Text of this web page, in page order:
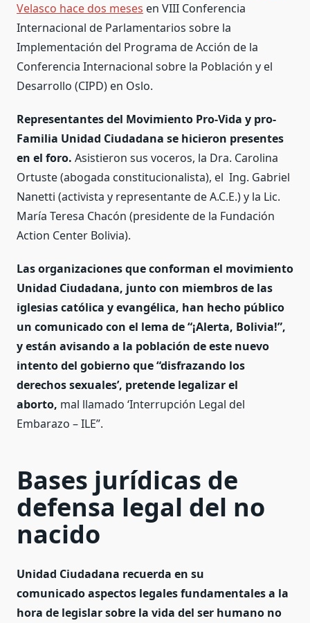
Velasco hace dos meses en VIII Conferencia
Internacional de Parlamentarios sobre la
Implementación del Programa de Acción de la
Conferencia Internacional sobre la Población y el
Desarrollo (CIPD) en Oslo.
Representantes del Movimiento Pro-Vida y pro-
Familia Unidad Ciudadana se hicieron presentes
en el foro. Asistieron sus voceros, la Dra. Carolina
Ortuste (abogada constitucionalista), el Ing. Gabriel
Nanetti (activista y representante de A.C.E.) y la Lic.
María Teresa Chacón (presidente de la Fundación
Action Center Bolivia).
Las organizaciones que conforman el movimiento
Unidad Ciudadana, junto con miembros de las
iglesias católica y evangélica, han hecho público
un comunicado con el lema de “¡Alerta, Bolivia!”,
y están avisando a la población de este nuevo
intento del gobierno que “disfrazando los
derechos sexuales’, pretende legalizar el
aborto, mal llamado ‘Interrupción Legal del
Embarazo – ILE”.
Bases jurídicas de
defensa legal del no
nacido
Unidad Ciudadana recuerda en su
comunicado aspectos legales fundamentales a la
hora de legislar sobre la vida del ser humano no